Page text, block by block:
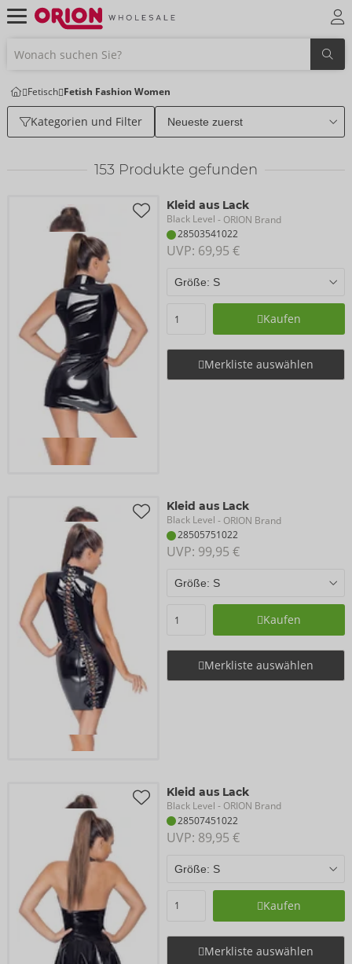
Fetisch Fetish Fashion Women
Kategorien und Filter
153 Produkte gefunden
Kleid aus Lack
Black Level - ORION Brand
28503541022
UVP: 69,95 €
Kaufen
Merkliste auswählen
Kleid aus Lack
Black Level - ORION Brand
28505751022
UVP: 99,95 €
Kaufen
Merkliste auswählen
Kleid aus Lack
Black Level - ORION Brand
28507451022
UVP: 89,95 €
Kaufen
Merkliste auswählen